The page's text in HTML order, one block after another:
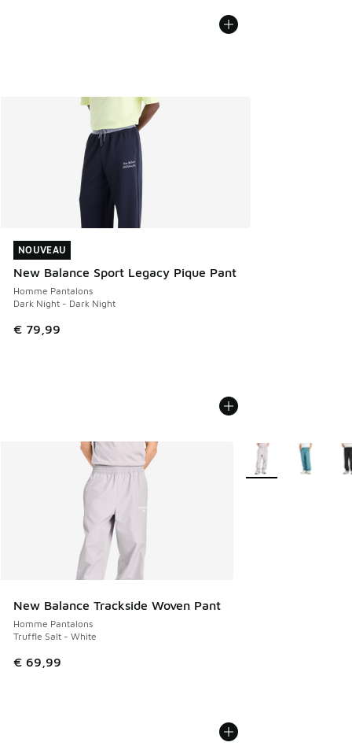
NOUVEAU
New Balance Sport Legacy Pique Pant
Homme Pantalons
Dark Night - Dark Night
€ 79,99
NOUVEAU
New Balance Trackside Woven Pant
Homme Pantalons
Truffle Salt - White
€ 69,99
Plus de couleurs